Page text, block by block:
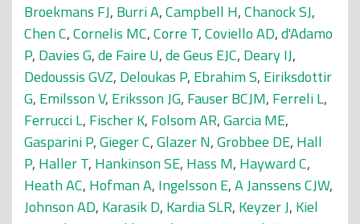
Broekmans FJ, Burri A,Campbell H,Chanock SJ,
Chen C,Cornelis MC,Corre T,Coviello AD,d'Adamo
P, Davies G,de Faire U,de Geus EJC, Deary IJ,
Dedoussis GVZ, Deloukas P, Ebrahim S, Eiriksdottir
G, Emilsson V, Eriksson JG, Fauser BCJM, Ferreli L,
Ferrucci L, Fischer K, Folsom AR,Garcia ME,
Gasparini P,Gieger C,Glazer N,Grobbee DE, Hall
P, Haller T, Hankinson SE, Hass M, Hayward C,
Heath AC, Hofman A, Ingelsson E,A Janssens CJW,
Johnson AD, Karasik D, Kardia SLR, Keyzer J, Kiel